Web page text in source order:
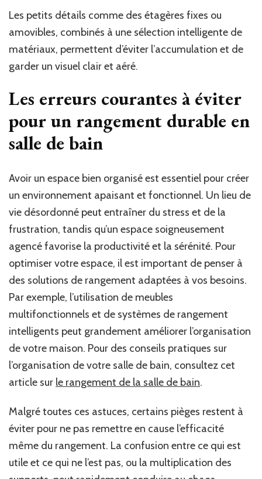
Les petits détails comme des étagères fixes ou
amovibles, combinés à une sélection intelligente de
matériaux, permettent d’éviter l’accumulation et de
garder un visuel clair et aéré.
Les erreurs courantes à éviter
pour un rangement durable en
salle de bain
Avoir un espace bien organisé est essentiel pour créer
un environnement apaisant et fonctionnel. Un lieu de
vie désordonné peut entraîner du stress et de la
frustration, tandis qu’un espace soigneusement
agencé favorise la productivité et la sérénité. Pour
optimiser votre espace, il est important de penser à
des solutions de rangement adaptées à vos besoins.
Par exemple, l’utilisation de meubles
multifonctionnels et de systèmes de rangement
intelligents peut grandement améliorer l’organisation
de votre maison. Pour des conseils pratiques sur
l’organisation de votre salle de bain, consultez cet
article sur le rangement de la salle de bain.
Malgré toutes ces astuces, certains pièges restent à
éviter pour ne pas remettre en cause l’efficacité
même du rangement. La confusion entre ce qui est
utile et ce qui ne l’est pas, ou la multiplication des